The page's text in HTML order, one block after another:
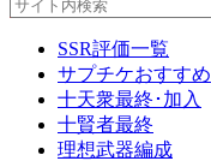
SSR評価一覧
サプチケおすすめ
十天衆最終･加入
十賢者最終
理想武器編成